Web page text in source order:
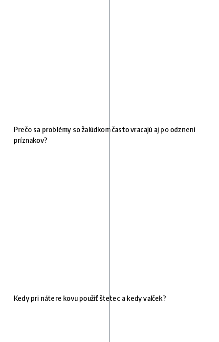
Prečo sa problémy so žalúdkom často vracajú aj po odznení
príznakov?
Kedy pri nátere kovu použiť štetec a kedy valček?